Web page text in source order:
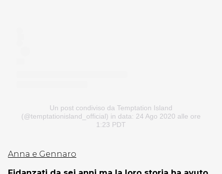
Un post condiviso da Temptation Island
(@temptationisland_official) in data: 24 Ago 2020 alle ore
1:23 PDT
Anna e Gennaro